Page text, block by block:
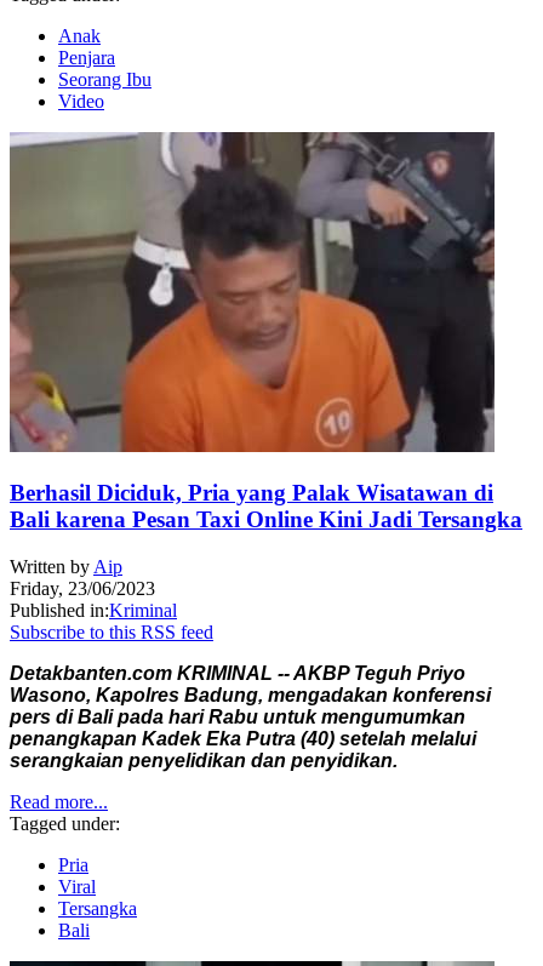
Anak
Penjara
Seorang Ibu
Video
Berhasil Diciduk, Pria yang Palak Wisatawan di
Bali karena Pesan Taxi Online Kini Jadi Tersangka
Written by Aip
Friday, 23/06/2023
Published in:Kriminal
Subscribe to this RSS feed
Detakbanten.com KRIMINAL -- AKBP Teguh Priyo
Wasono, Kapolres Badung, mengadakan konferensi
pers di Bali pada hari Rabu untuk mengumumkan
penangkapan Kadek Eka Putra (40) setelah melalui
serangkaian penyelidikan dan penyidikan.
Read more...
Tagged under:
Pria
Viral
Tersangka
Bali